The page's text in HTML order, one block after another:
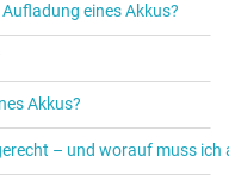
eines Akkus?
Akkus?
– und worauf muss ich